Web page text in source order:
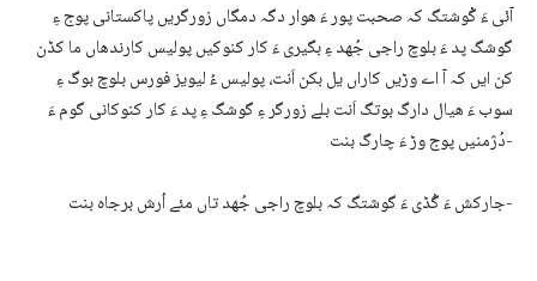
آئی ءَ گْوشتگ کہ صحبت پور ءَ ھوار دگہ دمگاں زورگریں پاکستانی پوج ءِ
گوشگ پد ءَ بلوچ راجی جُھد ءِ بگیری ءَ کار کنوکیں پولیس کارندھاں ما کڈن
کن ایں کہ آ اے وڑیں کاراں یل بکن اَنت، پولیس ءُ لیویز فورس بلوچ بوگ ءِ
سوب ءَ ھیال دارگ بوتگ اَنت بلے زورگر ءِ گوشگ ءِ پد ءَ کار کنوکانی گوم ءَ
دُژمنیں پوج وڑ ءَ چارگ بنت-
جارکش ءَ گُڈی ءَ گوشتگ کہ بلوچ راجی جُھد تاں مئے اُرش برجاہ بنت-